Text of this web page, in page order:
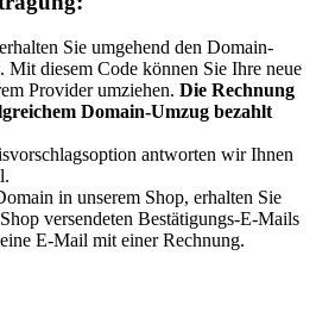
Sie umgehend den Domain-
diesem Code können Sie Ihre neue
Provider umziehen. Die Rechnung
Domain-Umzug bezahlt
antworten wir Ihnen
in unserem Shop, erhalten Sie
versendeten Bestätigungs-E-Mails
E-Mail mit einer Rechnung.